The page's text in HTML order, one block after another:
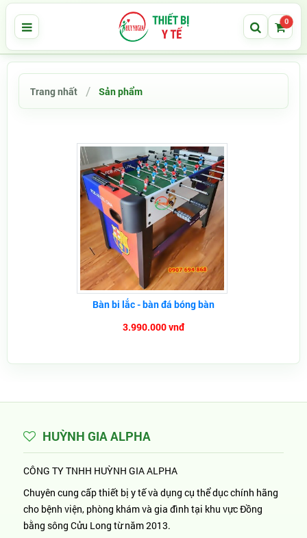
0
Trang nhất Sản phẩm
Bàn bi lắc - bàn đá bóng bàn
3.990.000 vnđ
HUỲNH GIA ALPHA
CÔNG TY TNHH HUỲNH GIA ALPHA
Chuyên cung cấp thiết bị y tế và dụng cụ thể dục chính hãng
cho bệnh viện, phòng khám và gia đình tại khu vực Đồng
bằng sông Cửu Long từ năm 2013.